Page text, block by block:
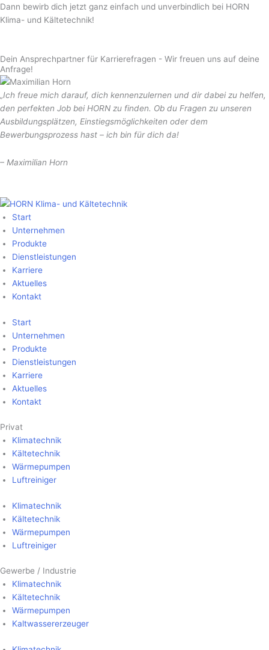
Dann bewirb dich jetzt ganz einfach und unverbindlich bei HORN
Klima- und Kältetechnik!
Dein Ansprech­partner für Karrierefragen - Wir freuen uns auf deine
Anfrage!
„Ich freue mich darauf, dich kennenzulernen und dir dabei zu helfen,
den perfekten Job bei HORN zu finden. Ob du Fragen zu unseren
Ausbildungsplätzen, Einstiegsmöglichkeiten oder dem
Bewerbungsprozess hast – ich bin für dich da!
– Maximilian Horn
Start
Unter­nehmen
Produkte
Dienst­leistungen
Karriere
Aktuelles
Kontakt
Start
Unter­nehmen
Produkte
Dienst­leistungen
Karriere
Aktuelles
Kontakt
Privat
Klima­technik
Kälte­technik
Wärme­pumpen
Luft­reiniger
Klima­technik
Kälte­technik
Wärme­pumpen
Luft­reiniger
Gewerbe / Industrie
Klima­technik
Kälte­technik
Wärme­pumpen
Kalt­wasser­erzeuger